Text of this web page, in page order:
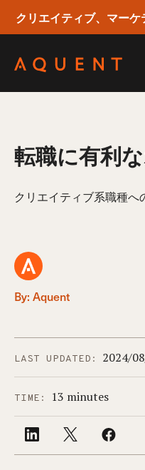
クリエイティブ、マー
転職に有利
By: Aquent
クリエイティブ系職種
LAST UPDATED: 2024/
TIME: 13 minutes